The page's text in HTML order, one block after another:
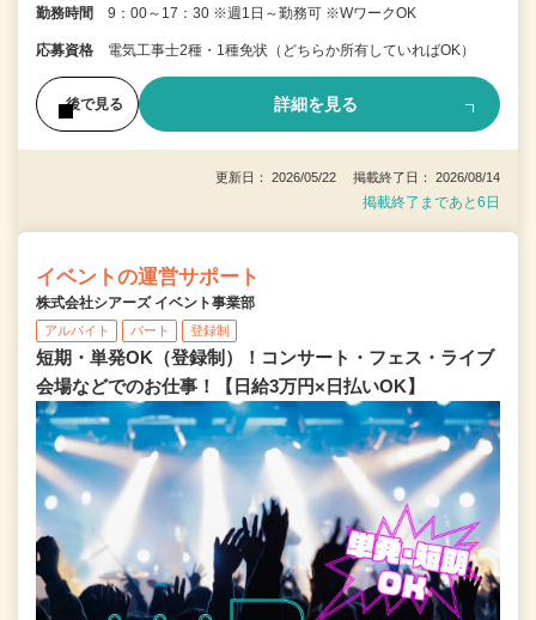
勤務時間 9：00～17：30 ※週1日～勤務可 ※WワークOK
応募資格 電気工事士2種・1種免状（どちらか所有していればOK）
後で見る 詳細を見る
更新日： 2026/05/22 掲載終了日： 2026/08/14
掲載終了まであと6日
イベントの運営サポート
株式会社シアーズ イベント事業部
アルバイト パート 登録制
短期・単発OK（登録制）！コンサート・フェス・ライブ
会場などでのお仕事！【日給3万円×日払いOK】